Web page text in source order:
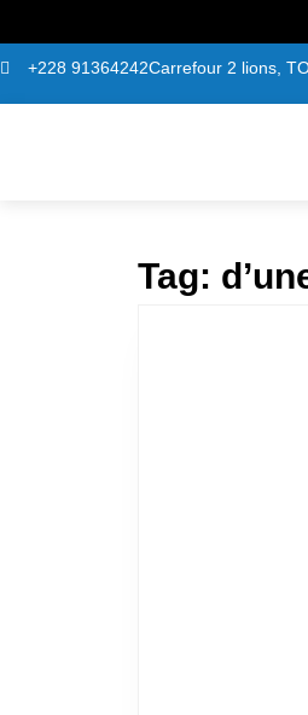
+228 91364242Carrefour 2 lions,
Tag: